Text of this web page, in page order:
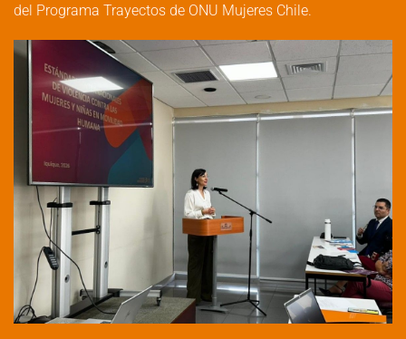
del Programa Trayectos de ONU Mujeres Chile.